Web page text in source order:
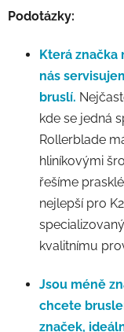
Podotázky:
Která značka
nás
bruslí.
kde se jedná
Rollerblade
hliníkovými
řešíme
nejlepší pro
kvalitnímu
Jsou méně
chcete
značek,